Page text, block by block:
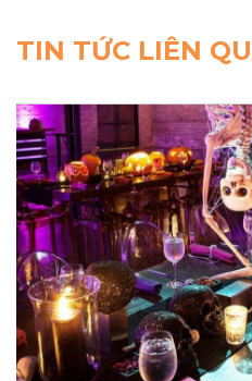
TIN TỨC LIÊN